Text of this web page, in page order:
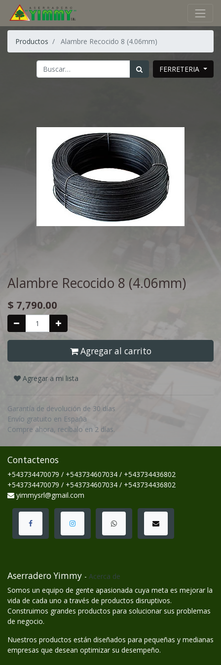
Productos Alambre Recocido 8 (4.06mm)
FERRETERIA
Alambre Recocido 8 (4.06mm)
$ 7,790.00
Agregar al carrito
Agregar a mi lista
Garantía de devolución de 30 días
Envío gratuito en España
Compre ahora, recíbalo en 2 días.
Contactenos
+543734470079 / +543734607034 / +543734436802
+543734470079 / +543734607034 / +543734436802
yimmysrl@gmail.com
Aserradero Yimmy - Acerca de
Somos un equipo de gente apasionada cuya meta es mejorar la
vida de cada uno a través de productos disruptivos.
Construimos grandes productos para solucionar sus problemas
de negocio.
Nuestros productos están diseñados para pequeñas y medianas
empresas que desean optimizar su desempeño.